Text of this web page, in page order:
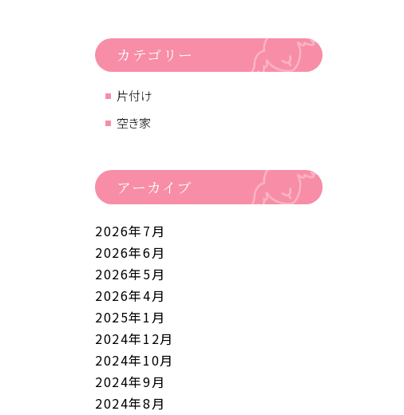
カテゴリー
片付け
空き家
アーカイブ
2026年7月
2026年6月
2026年5月
2026年4月
2025年1月
2024年12月
2024年10月
2024年9月
2024年8月